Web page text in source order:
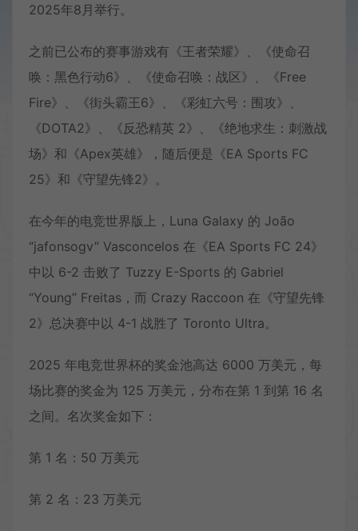
2025年8月举行。
之前已公布的赛事游戏有《王者荣耀》、《使命召
唤：黑色行动6》、《使命召唤：战区》、《Free
Fire》、《街头霸王6》、《彩虹六号：围攻》、
《DOTA2》、《反恐精英 2》、《绝地求生：刺激战
场》和《Apex英雄》，随后便是《EA Sports FC
25》和《守望先锋2》。
在今年的电竞世界版上，Luna Galaxy 的 João
“jafonsogv” Vasconcelos 在《EA Sports FC 24》
中以 6-2 击败了 Tuzzy E-Sports 的 Gabriel
“Young” Freitas，而 Crazy Raccoon 在《守望先锋
2》总决赛中以 4-1 战胜了 Toronto Ultra。
2025 年电竞世界杯的奖金池高达 6000 万美元，每
场比赛的奖金为 125 万美元，分布在第 1 到第 16 名
之间。名次奖金如下：
第 1 名：50 万美元
第 2 名：23 万美元